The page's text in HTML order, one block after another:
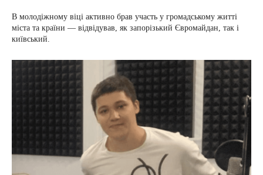
В молодіжному віці активно брав участь у громадському житті
міста та країни — відвідував, як запорізький Євромайдан, так і
київський.